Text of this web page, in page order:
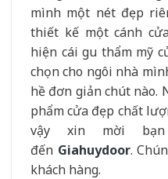
mình một nét đẹp
thiết kế một cánh
hiện cái gu thẩm mỹ
chọn cho ngôi nhà
hề đơn giản chút nào.
phẩm cửa đẹp chất
vậy xin mời
đến Giahuydoor.
khách hàng.